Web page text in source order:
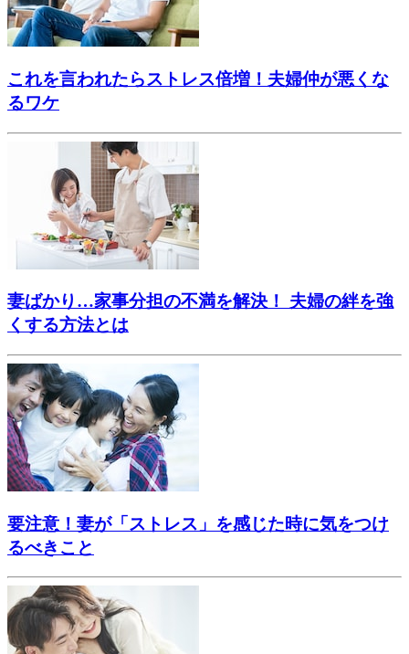
これを言われたらストレス倍増！夫婦仲が悪くな
るワケ
妻ばかり…家事分担の不満を解決！ 夫婦の絆を強
くする方法とは
要注意！妻が「ストレス」を感じた時に気をつけ
るべきこと